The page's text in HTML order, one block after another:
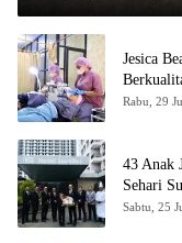
Jesica
Rabu, 29
43 Anak
Sehari
Sabtu, 25